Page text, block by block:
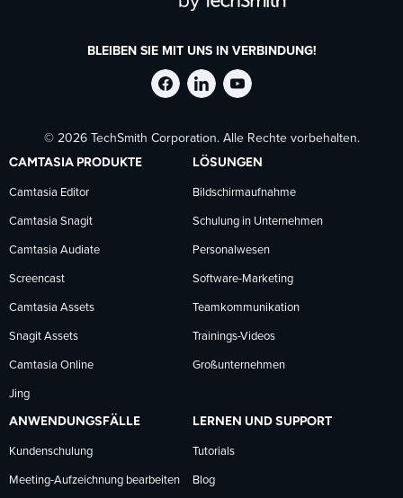
BLEIBEN SIE MIT UNS IN VERBINDUNG!
TechSmith
auf
Facebook
folgen
TechSmith
auf
LinkedIn
folgen
TechSmith
auf
YouTube
folgen
© 2026 TechSmith Corporation. Alle Rechte vorbehalten.
CAMTASIA PRODUKTE
Camtasia Editor
Camtasia Snagit
Camtasia Audiate
Screencast
Camtasia Assets
Snagit Assets
Camtasia Online
Jing
LÖSUNGEN
Bildschirmaufnahme
Schulung in Unternehmen
Personalwesen
Software-Marketing
Teamkommunikation
Trainings-Videos
Großunternehmen
ANWENDUNGSFÄLLE
Kundenschulung
Meeting-Aufzeichnung bearbeiten
LERNEN UND SUPPORT
Tutorials
Blog